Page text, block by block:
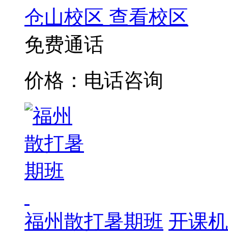
仓山校区 查看校区
免费通话
价格：电话咨询
福州散打暑期班 开课